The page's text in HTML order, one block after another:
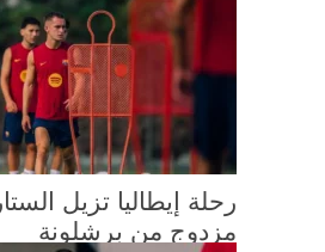
رحلة إيطاليا تزيل
مزدوج من برشلونة